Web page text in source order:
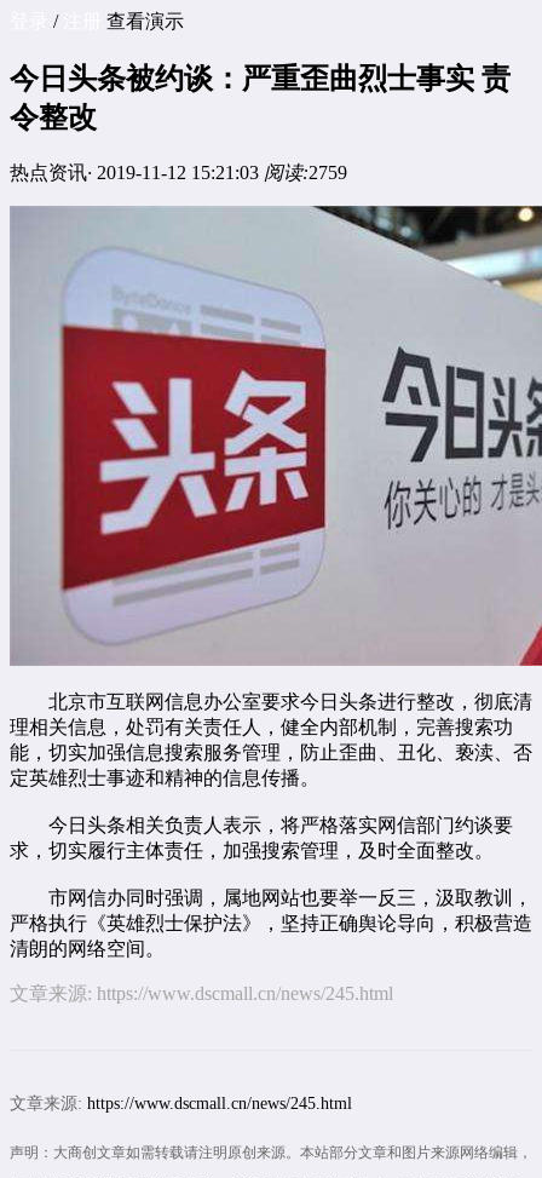
/注册 查看演示
今日头条被约谈：严重歪曲烈士事实 责
令整改
热点资讯· 2019-11-12 15:21:03 阅读:2759
北京市互联网信息办公室要求今日头条进行整改，彻底清
理相关信息，处罚有关责任人，健全内部机制，完善搜索功
能，切实加强信息搜索服务管理，防止歪曲、丑化、亵渎、否
定英雄烈士事迹和精神的信息传播。
今日头条相关负责人表示，将严格落实网信部门约谈要
求，切实履行主体责任，加强搜索管理，及时全面整改。
市网信办同时强调，属地网站也要举一反三，汲取教训，
严格执行《英雄烈士保护法》，坚持正确舆论导向，积极营造
清朗的网络空间。
文章来源: https://www.dscmall.cn/news/245.html
文章来源: https://www.dscmall.cn/news/245.html
声明：大商创文章如需转载请注明原创来源。本站部分文章和图片来源网络编辑，